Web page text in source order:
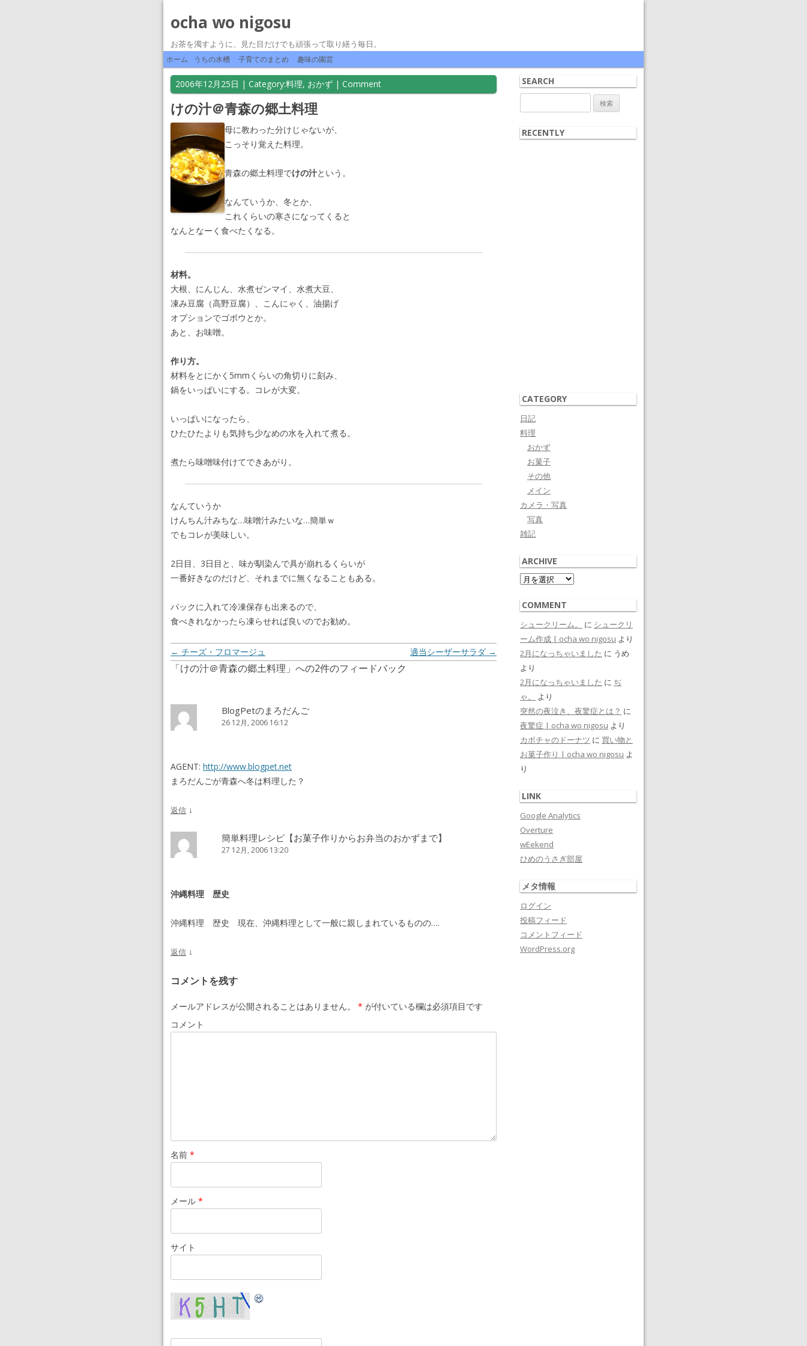
ocha wo nigosu
お茶を濁すように、見た目だけでも頑張って取り繕う毎日。
ホーム うちの水槽 子育てのまとめ 趣味の園芸
2006年12月25日 | Category:料理, おかず | Comment
けの汁＠青森の郷土料理
母に教わった分けじゃないが、
こっそり覚えた料理。
青森の郷土料理でけの汁という。
なんていうか、冬とか、
これくらいの寒さになってくると
なんとなーく食べたくなる。
材料。
大根、にんじん、水煮ゼンマイ、水煮大豆、
凍み豆腐（高野豆腐）、こんにゃく、油揚げ
オプションでゴボウとか。
あと、お味噌。
作り方。
材料をとにかく5mmくらいの角切りに刻み、
鍋をいっぱいにする。コレが大変。
いっぱいになったら、
ひたひたよりも気持ち少なめの水を入れて煮る。
煮たら味噌味付けてできあがり。
なんていうか
けんちん汁みちな…味噌汁みたいな…簡単ｗ
でもコレが美味しい。
2日目、3日目と、味が馴染んで具が崩れるくらいが
一番好きなのだけど、それまでに無くなることもある。
パックに入れて冷凍保存も出来るので、
食べきれなかったら凍らせれば良いのでお勧め。
投稿ナビゲーション 適当シーザーサラダ →
← チーズ・フロマージュ
「けの汁＠青森の郷土料理 」への2件のフィードバック
BlogPetのまろだんご
26 12月, 2006 16:12
AGENT: http://www.blogpet.net
まろだんごが青森へ冬は料理した？
返信 ↓
簡単料理レシピ【お菓子作りからお弁当のおかずまで】
27 12月, 2006 13:20
沖縄料理 歴史
沖縄料理 歴史 現在、沖縄料理として一般に親しまれているものの….
返信 ↓
コメントを残す
メールアドレスが公開されることはありません。 * が付いている欄は必須項目です
コメント
名前 *
メール *
サイト
SEARCH
索:
RECENTLY
CATEGORY
日記
料理
おかず
お菓子
その他
メイン
カメラ・写真
写真
雑記
ARCHIVE
Archive
COMMENT
シュークリーム。 に シュークリ
ーム作成 | ocha wo nigosu より
2月になっちゃいました に うめ
より
2月になっちゃいました に ぢ
ゃ。
より
突然の夜泣き、夜驚症とは？ に
夜驚症 | ocha wo nigosu より
カボチャのドーナツ に 買い物と
お菓子作り | ocha wo nigosu よ
り
LINK
Google Analytics
Overture
wEekend
ひめのうさぎ部屋
メタ情報
ログイン
投稿フィード
コメントフィード
WordPress.org